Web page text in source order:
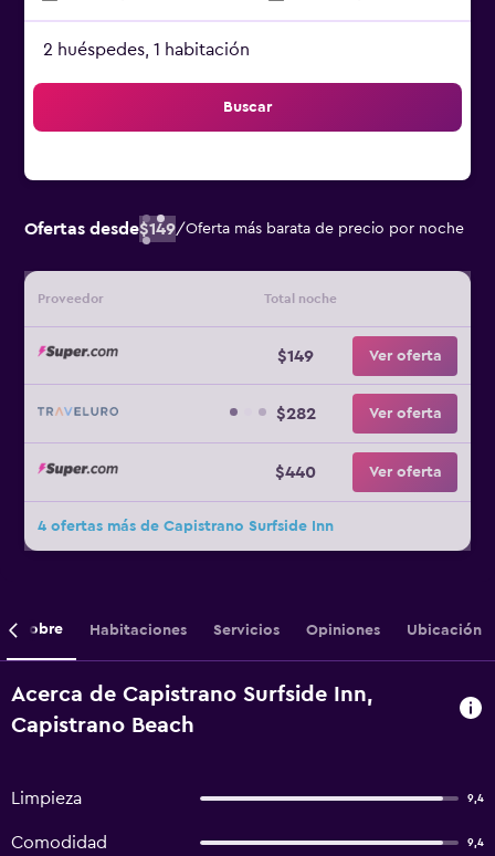
2 huéspedes, 1 habitación
Buscar
Ofertas desde$149/Oferta más barata de precio por noche
Proveedor Total noche
$149 Ver oferta
$282 Ver oferta
$440 Ver oferta
4 ofertas más de Capistrano Surfside Inn
Sobre Habitaciones Servicios Opiniones Ubicación
Acerca de Capistrano Surfside Inn,
Capistrano Beach
Limpieza 9,4
Comodidad 9,4